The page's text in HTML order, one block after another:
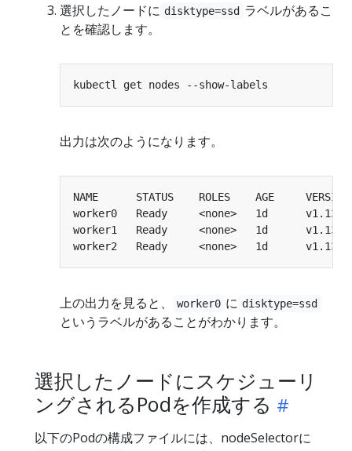
選択したノードに disktype=ssd ラベルがあるこ
とを確認します。
出力は次のようになります。
worker0   Ready     <none>   1d
worker1   Ready     <none>   1d
worker2   Ready     <none>   1d
上の出力を見ると、 worker0 に disktype=ssd
というラベルがあることがわかります。
選択したノードにスケジューリ
ングされるPodを作成する
以下のPodの構成ファイルには、nodeSelectorに